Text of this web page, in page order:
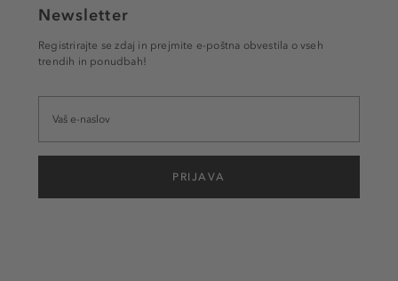
Newsletter
Registrirajte se zdaj in prejmite e-poštna obvestila o vseh
trendih in ponudbah!
PRIJAVA